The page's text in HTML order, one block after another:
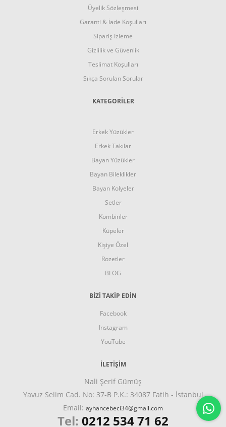
Üyelik Sözleşmesi
Garanti & İade Koşulları
Sipariş İzleme
Gizlilik ve Güvenlik
Teslimat Koşulları
Sıkça Sorulan Sorular
KATEGORİLER
Erkek Yüzükler
Erkek Takılar
Bayan Yüzükler
Bayan Bileklikler
Bayan Kolyeler
Setler
Kombinler
Küpeler
Kişiye Özel
Rozetler
BLOG
BİZİ TAKİP EDİN
Facebook
Instagram
YouTube
İLETIŞIM
Nali Şerif Gümüş
Yavuz Selim Cad. No: 37-B P.K.: 34087 Fatih - İstanbul
Email: ayhancebeci34@gmail.com
Tel: 0212 534 71 62